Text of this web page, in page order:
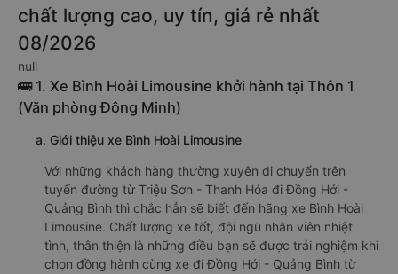
chất lượng cao, uy tín, giá rẻ nhất
08/2026
null
🚌 1. Xe Bình Hoài Limousine khởi hành tại Thôn 1
(Văn phòng Đông Minh)
a. Giới thiệu xe Bình Hoài Limousine
Với những khách hàng thường xuyên di chuyển trên
tuyến đường từ Triệu Sơn - Thanh Hóa đi Đồng Hới -
Quảng Bình thì chắc hẳn sẽ biết đến hãng xe Bình Hoài
Limousine. Chất lượng xe tốt, đội ngũ nhân viên nhiệt
tình, thân thiện là những điều bạn sẽ được trải nghiệm khi
chọn đồng hành cùng xe đi Đồng Hới - Quảng Bình từ